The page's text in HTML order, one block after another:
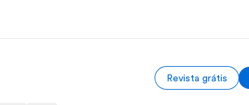
Revista grátis